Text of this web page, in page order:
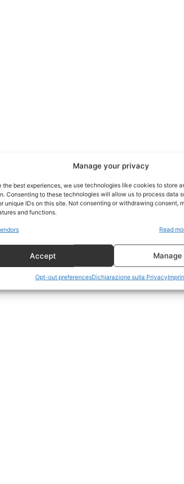
Manage your privacy
the best experiences, we use technologies like cookies to store
Consenting to these technologies will allow us to process data
unique IDs on this site. Not consenting or withdrawing consent,
and functions.
Read
Accept
Opt-out preferencesDichiarazione sulla Privacy
Geopolitica